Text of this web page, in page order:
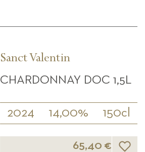
Sanct Valentin
CHARDONNAY DOC 1,5L
2024 14,00% 150cl
65,40 €